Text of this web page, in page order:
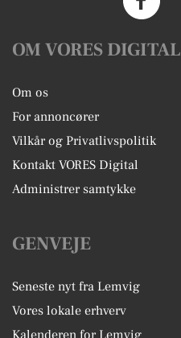
OM VORES DIGITAL
Om os
For annoncører
Vilkår og Privatlivspolitik
Kontakt VORES Digital
Administrer samtykke
GENVEJE
Seneste nyt fra Lemvig
Vores lokale erhverv
Kalenderen for Lemvig